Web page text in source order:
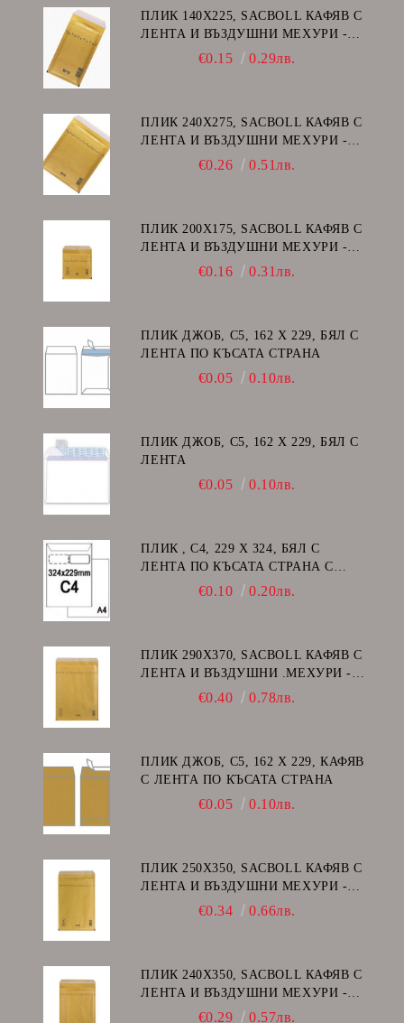
ПЛИК 140Х225, SACBOLL КАФЯВ С
ЛЕНТА И ВЪЗДУШНИ МЕХУРИ -
€0.15 0.29лв.
ПЛИК 240Х275, SACBOLL КАФЯВ С
ЛЕНТА И ВЪЗДУШНИ МЕХУРИ -
€0.26 0.51лв.
ПЛИК 200Х175, SACBOLL КАФЯВ С
ЛЕНТА И ВЪЗДУШНИ МЕХУРИ -
€0.16 0.31лв.
ПЛИК ДЖОБ, C5, 162 Х 229, БЯЛ С
ЛЕНТА ПО КЪСАТА СТРАНА
€0.05 0.10лв.
ПЛИК ДЖОБ, C5, 162 Х 229, БЯЛ С
ЛЕНТА
€0.05 0.10лв.
ПЛИК , C4, 229 Х 324, БЯЛ С
ЛЕНТА ПО КЪСАТА СТРАНА С
ДЕСЕН ПРОЗОРЕЦ
€0.10 0.20лв.
ПЛИК 290Х370, SACBOLL КАФЯВ С
ЛЕНТА И ВЪЗДУШНИ .МЕХУРИ -
€0.40 0.78лв.
ПЛИК ДЖОБ, C5, 162 Х 229, КАФЯВ
С ЛЕНТА ПО КЪСАТА СТРАНА
€0.05 0.10лв.
ПЛИК 250Х350, SACBOLL КАФЯВ С
ЛЕНТА И ВЪЗДУШНИ МЕХУРИ -
€0.34 0.66лв.
ПЛИК 240Х350, SACBOLL КАФЯВ С
ЛЕНТА И ВЪЗДУШНИ МЕХУРИ -
€0.29 0.57лв.